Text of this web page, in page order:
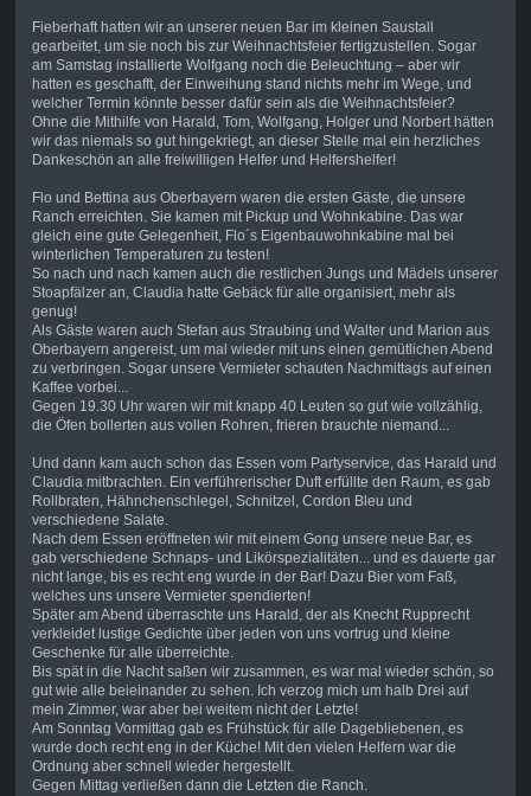
Fieberhaft hatten wir an unserer neuen Bar im kleinen Saustall
gearbeitet, um sie noch bis zur Weihnachtsfeier fertigzustellen. Sogar
am Samstag installierte Wolfgang noch die Beleuchtung – aber wir
hatten es geschafft, der Einweihung stand nichts mehr im Wege, und
welcher Termin könnte besser dafür sein als die Weihnachtsfeier?
Ohne die Mithilfe von Harald, Tom, Wolfgang, Holger und Norbert hätten
wir das niemals so gut hingekriegt, an dieser Stelle mal ein herzliches
Dankeschön an alle freiwilligen Helfer und Helfershelfer!
Flo und Bettina aus Oberbayern waren die ersten Gäste, die unsere
Ranch erreichten. Sie kamen mit Pickup und Wohnkabine. Das war
gleich eine gute Gelegenheit, Flo´s Eigenbauwohnkabine mal bei
winterlichen Temperaturen zu testen!
So nach und nach kamen auch die restlichen Jungs und Mädels unserer
Stoapfälzer an, Claudia hatte Gebäck für alle organisiert, mehr als
genug!
Als Gäste waren auch Stefan aus Straubing und Walter und Marion aus
Oberbayern angereist, um mal wieder mit uns einen gemütlichen Abend
zu verbringen. Sogar unsere Vermieter schauten Nachmittags auf einen
Kaffee vorbei...
Gegen 19.30 Uhr waren wir mit knapp 40 Leuten so gut wie vollzählig,
die Öfen bollerten aus vollen Rohren, frieren brauchte niemand...
Und dann kam auch schon das Essen vom Partyservice, das Harald und
Claudia mitbrachten. Ein verführerischer Duft erfüllte den Raum, es gab
Rollbraten, Hähnchenschlegel, Schnitzel, Cordon Bleu und
verschiedene Salate.
Nach dem Essen eröffneten wir mit einem Gong unsere neue Bar, es
gab verschiedene Schnaps- und Likörspezialitäten... und es dauerte gar
nicht lange, bis es recht eng wurde in der Bar! Dazu Bier vom Faß,
welches uns unsere Vermieter spendierten!
Später am Abend überraschte uns Harald, der als Knecht Rupprecht
verkleidet lustige Gedichte über jeden von uns vortrug und kleine
Geschenke für alle überreichte.
Bis spät in die Nacht saßen wir zusammen, es war mal wieder schön, so
gut wie alle beieinander zu sehen. Ich verzog mich um halb Drei auf
mein Zimmer, war aber bei weitem nicht der Letzte!
Am Sonntag Vormittag gab es Frühstück für alle Dagebliebenen, es
wurde doch recht eng in der Küche! Mit den vielen Helfern war die
Ordnung aber schnell wieder hergestellt.
Gegen Mittag verließen dann die Letzten die Ranch.